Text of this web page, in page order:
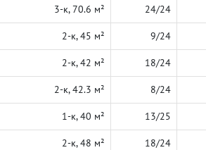
3-к, 70.6 м² 24/24
2-к, 45 м² 9/24
2-к, 42 м² 18/24
2-к, 42.3 м² 8/24
1-к, 40 м² 13/25
2-к, 48 м² 18/24